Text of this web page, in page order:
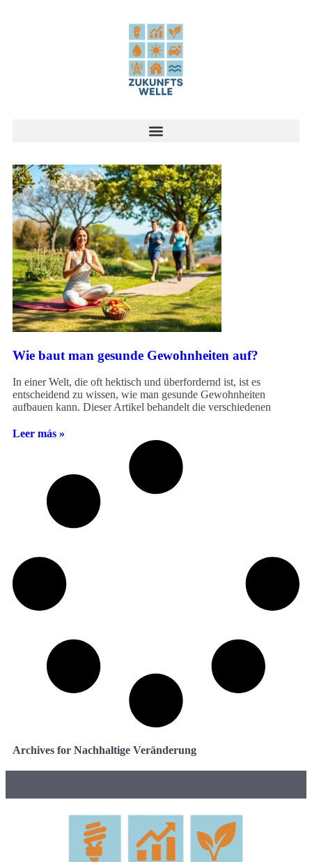
Wie baut man gesunde Gewohnheiten auf?
In einer Welt, die oft hektisch und überfordernd ist, ist es
entscheidend zu wissen, wie man gesunde Gewohnheiten
aufbauen kann. Dieser Artikel behandelt die verschiedenen
Leer más »
Archives for Nachhaltige Veränderung